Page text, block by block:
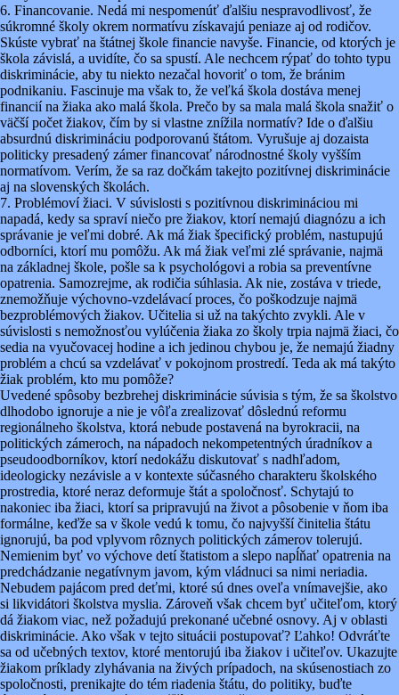
6. Financovanie. Nedá mi nespomenúť ďalšiu nespravodlivosť, že
súkromné školy okrem normatívu získavajú peniaze aj od rodičov.
Skúste vybrať na štátnej škole financie navyše. Financie, od ktorých je
škola závislá, a uvidíte, čo sa spustí. Ale nechcem rýpať do tohto typu
diskriminácie, aby tu niekto nezačal hovoriť o tom, že bránim
podnikaniu. Fascinuje ma však to, že veľká škola dostáva menej
financií na žiaka ako malá škola. Prečo by sa mala malá škola snažiť o
väčší počet žiakov, čím by si vlastne znížila normatív? Ide o ďalšiu
absurdnú diskrimináciu podporovanú štátom. Vyrušuje aj dozaista
politicky presadený zámer financovať národnostné školy vyšším
normatívom. Verím, že sa raz dočkám takejto pozitívnej diskriminácie
aj na slovenských školách.
7. Problémoví žiaci. V súvislosti s pozitívnou diskrimináciou mi
napadá, kedy sa spraví niečo pre žiakov, ktorí nemajú diagnózu a ich
správanie je veľmi dobré. Ak má žiak špecifický problém, nastupujú
odborníci, ktorí mu pomôžu. Ak má žiak veľmi zlé správanie, najmä
na základnej škole, pošle sa k psychológovi a robia sa preventívne
opatrenia. Samozrejme, ak rodičia súhlasia. Ak nie, zostáva v triede,
znemožňuje výchovno-vzdelávací proces, čo poškodzuje najmä
bezproblémových žiakov. Učitelia si už na takýchto zvykli. Ale v
súvislosti s nemožnosťou vylúčenia žiaka zo školy trpia najmä žiaci, čo
sedia na vyučovacej hodine a ich jedinou chybou je, že nemajú žiadny
problém a chcú sa vzdelávať v pokojnom prostredí. Teda ak má takýto
žiak problém, kto mu pomôže?
Uvedené spôsoby bezbrehej diskriminácie súvisia s tým, že sa školstvo
dlhodobo ignoruje a nie je vôľa zrealizovať dôslednú reformu
regionálneho školstva, ktorá nebude postavená na byrokracii, na
politických zámeroch, na nápadoch nekompetentných úradníkov a
pseudoodborníkov, ktorí nedokážu diskutovať s nadhľadom,
ideologicky nezávisle a v kontexte súčasného charakteru školského
prostredia, ktoré neraz deformuje štát a spoločnosť. Schytajú to
nakoniec iba žiaci, ktorí sa pripravujú na život a pôsobenie v ňom iba
formálne, keďže sa v škole vedú k tomu, čo najvyšší činitelia štátu
ignorujú, ba pod vplyvom rôznych politických zámerov tolerujú.
Nemienim byť vo výchove detí štatistom a slepo napĺňať opatrenia na
predchádzanie negatívnym javom, kým vládnuci sa nimi neriadia.
Nebudem pajácom pred deťmi, ktoré sú dnes oveľa vnímavejšie, ako
si likvidátori školstva myslia. Zároveň však chcem byť učiteľom, ktorý
dá žiakom viac, než požadujú prekonané učebné osnovy. Aj v oblasti
diskriminácie. Ako však v tejto situácii postupovať? Ľahko! Odvráťte
sa od učebných textov, ktoré mentorujú iba žiakov i učiteľov. Ukazujte
žiakom príklady zlyhávania na živých prípadoch, na skúsenostiach zo
spoločnosti, prenikajte do tém riadenia štátu, do politiky, buďte